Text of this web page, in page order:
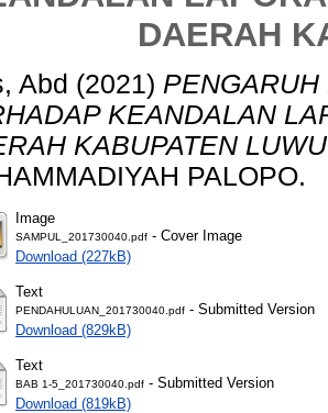
DAERAH
Abd (2021) PENGARUH
KEANDALAN
KABUPATEN
PALOPO.
Image
SAMPUL_201730040.pdf - Cover Image
Download (227kB)
Text
PENDAHULUAN_201730040.pdf - Submitted Version
Download (829kB)
Text
BAB 1-5_201730040.pdf - Submitted Version
Download (819kB)